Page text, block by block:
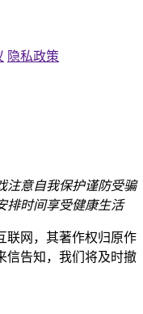
隐私政策
注意自我保护谨防受骗
排时间享受健康生活
联网，其著作权归原作
信告知，我们将及时撤